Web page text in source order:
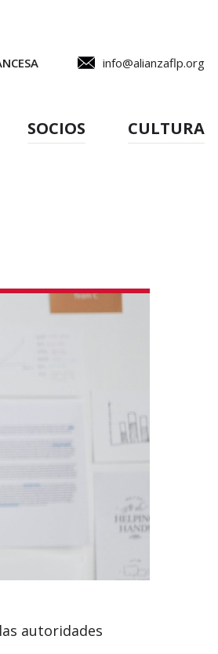
info@alianzaflp.org
SOCIOS CULTURA
autoridades